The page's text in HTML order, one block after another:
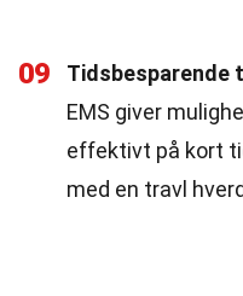
09
Tidsbesparende
EMS giver
effektivt på kort
med en travl